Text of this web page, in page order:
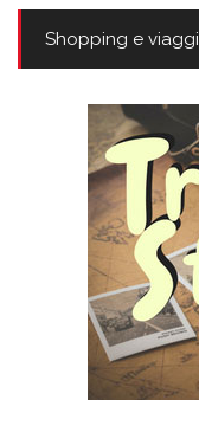
Shopping e viaggi